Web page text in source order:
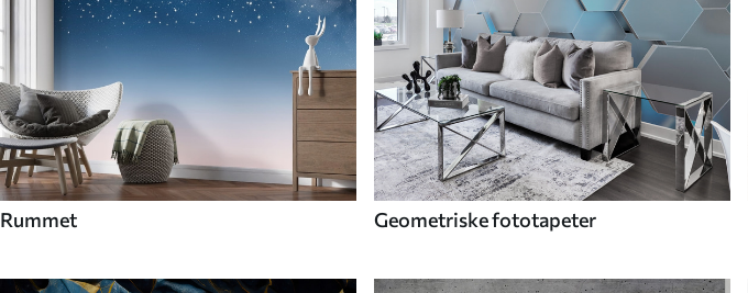
Rummet Geometriske fototapeter